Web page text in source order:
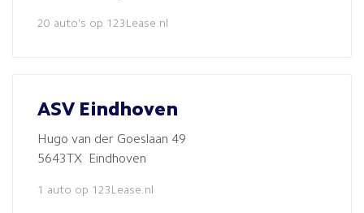
20 auto's op 123Lease.nl
ASV Eindhoven
Hugo van der Goeslaan 49
5643TX Eindhoven
1 auto op 123Lease.nl